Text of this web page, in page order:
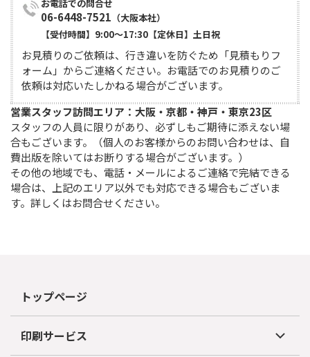
06-6448-7521 （大阪本社）
【受付時間】9:00〜17:30【定休日】土日祝
お見積りのご依頼は、行き違いを防ぐため「見積もりフ
ォーム」からご連絡ください。お電話でのお見積りのご
依頼は対応いたしかねる場合がございます。
営業スタッフ訪問エリア：大阪・京都・神戸・東京23区
スタッフの人員に限りがあり、必ずしもご期待に添えない場
合もございます。（個人のお客様からのお問い合わせは、自
費出版を除いてはお断りする場合がございます。）
その他の地域でも、電話・メールによるご連絡で完結できる
場合は、上記のエリア以外でも対応できる場合もございま
す。詳しくはお問合せください。
トップページ
印刷サービス